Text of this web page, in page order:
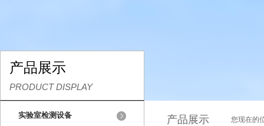
产品展示
PRODUCT DISPLAY
实验室检测设备 产品展示 您现在的